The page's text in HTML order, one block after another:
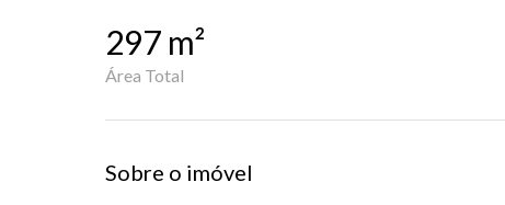
297 m²
Área Total
Sobre o imóvel